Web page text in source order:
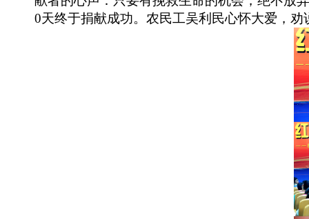
0天终于捐献成功。农民工吴利民心怀大爱，